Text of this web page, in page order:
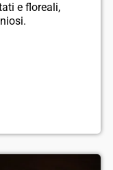
e floreali,